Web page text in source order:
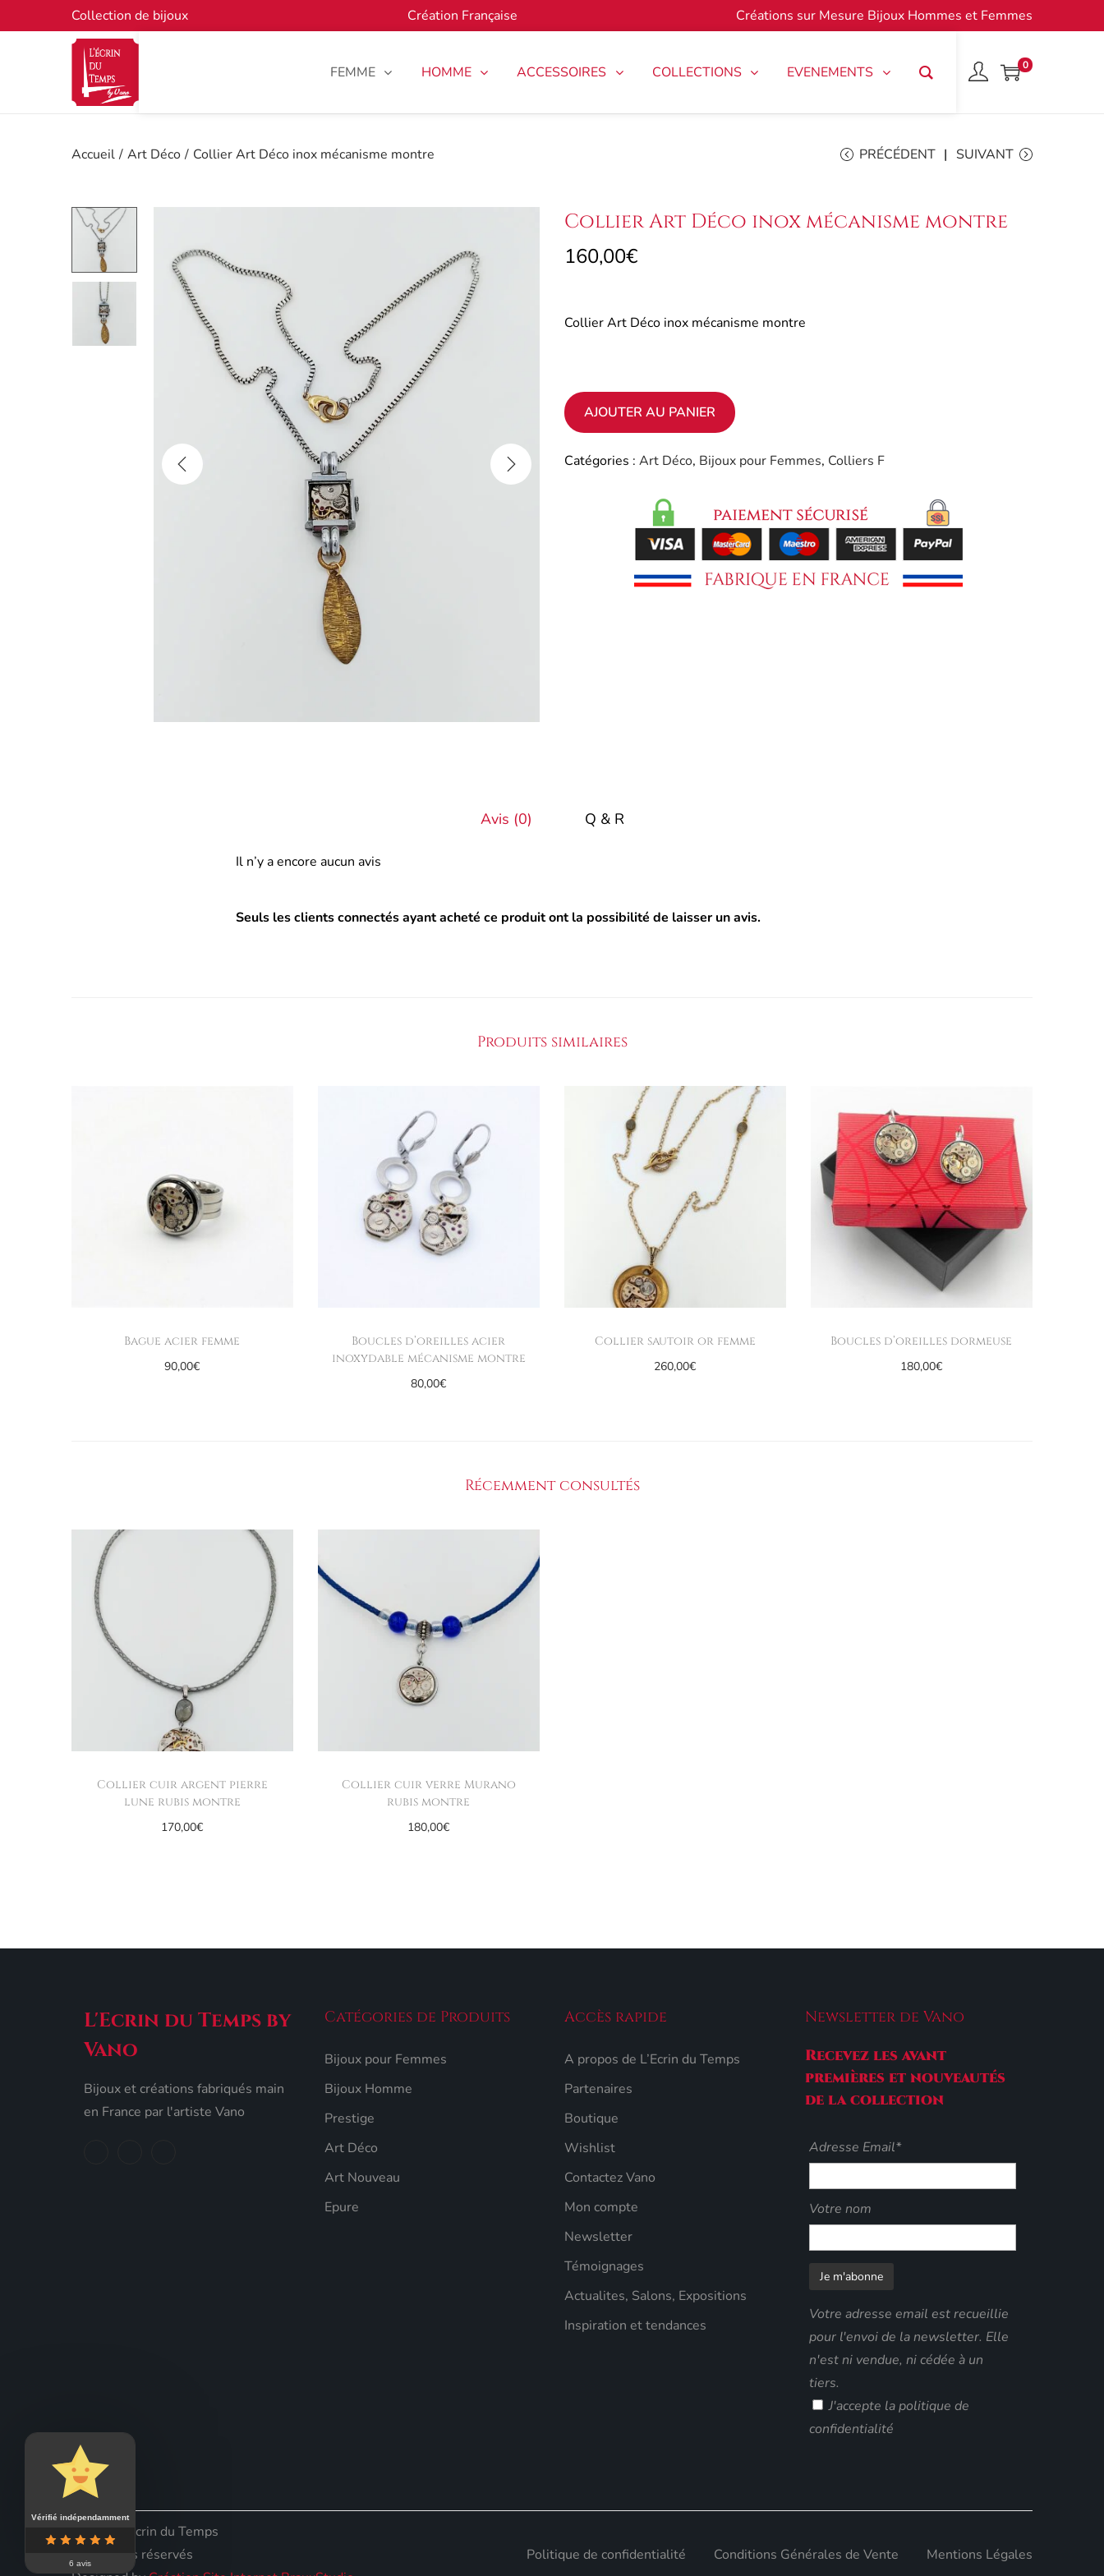
Collection de bijoux Création Française Créations sur Mesure Bijoux Hommes et Femmes
FEMME HOMME ACCESSOIRES COLLECTIONS EVENEMENTS 0
Accueil / Art Déco / Collier Art Déco inox mécanisme montre PRÉCÉDENT SUIVANT
Collier Art Déco inox mécanisme montre
160,00€
Collier Art Déco inox mécanisme montre
AJOUTER AU PANIER
Catégories : Art Déco, Bijoux pour Femmes, Colliers F
Avis (0) Q & R
Il n’y a encore aucun avis
Seuls les clients connectés ayant acheté ce produit ont la possibilité de laisser un avis.
Produits similaires
Bague acier femme
90,00€
Boucles d’oreilles acier
inoxydable mécanisme montre
80,00€
Collier sautoir or femme
260,00€
Boucles d’oreilles dormeuse
180,00€
Récemment consultés
Collier cuir argent pierre
lune rubis montre
170,00€
Collier cuir verre Murano
rubis montre
180,00€
L'Ecrin du Temps by
Vano
Bijoux et créations fabriqués main
en France par l'artiste Vano
Catégories de Produits
Bijoux pour Femmes
Bijoux Homme
Prestige
Art Déco
Art Nouveau
Epure
Accès rapide
A propos de L’Ecrin du Temps
Partenaires
Boutique
Wishlist
Contactez Vano
Mon compte
Newsletter
Témoignages
Actualites, Salons, Expositions
Inspiration et tendances
Newsletter de Vano
Recevez les avant
premières et nouveautés
de la collection
Adresse Email*
Votre nom
Votre adresse email est recueillie
pour l'envoi de la newsletter. Elle
n'est ni vendue, ni cédée à un
tiers.
J'accepte la politique de
confidentialité
© 2026 l'Ecrin du Temps
Tous droits réservés
Politique de confidentialité Conditions Générales de Vente Mentions Légales
Vérifié indépendamment
6 avis